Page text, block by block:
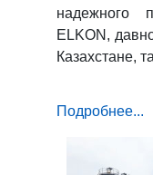
надежного
ELKON,
Казахстане,
Подробнее...